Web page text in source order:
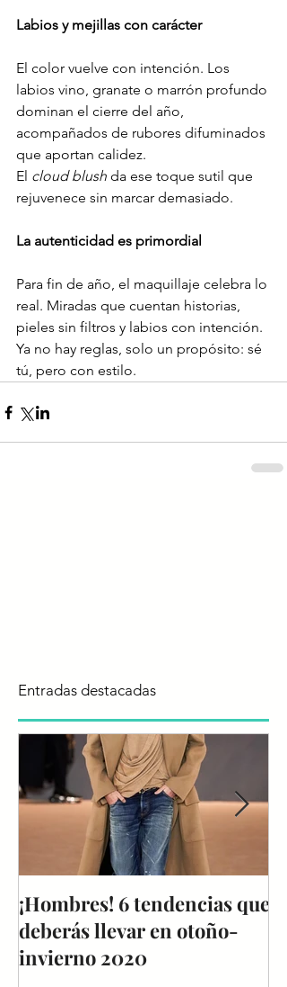
Labios y mejillas con carácter
El color vuelve con intención. Los
labios vino, granate o marrón profundo
dominan el cierre del año,
acompañados de rubores difuminados
que aportan calidez.
El cloud blush da ese toque sutil que
rejuvenece sin marcar demasiado.
La autenticidad es primordial
Para fin de año, el maquillaje celebra lo
real. Miradas que cuentan historias,
pieles sin filtros y labios con intención.
Ya no hay reglas, solo un propósito: sé
tú, pero con estilo.
Entradas destacadas
¡Hombres! 6 tendencias que
deberás llevar en otoño-
invierno 2020